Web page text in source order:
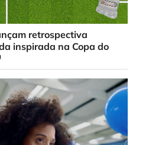
retrospectiva
inspirada na Copa do